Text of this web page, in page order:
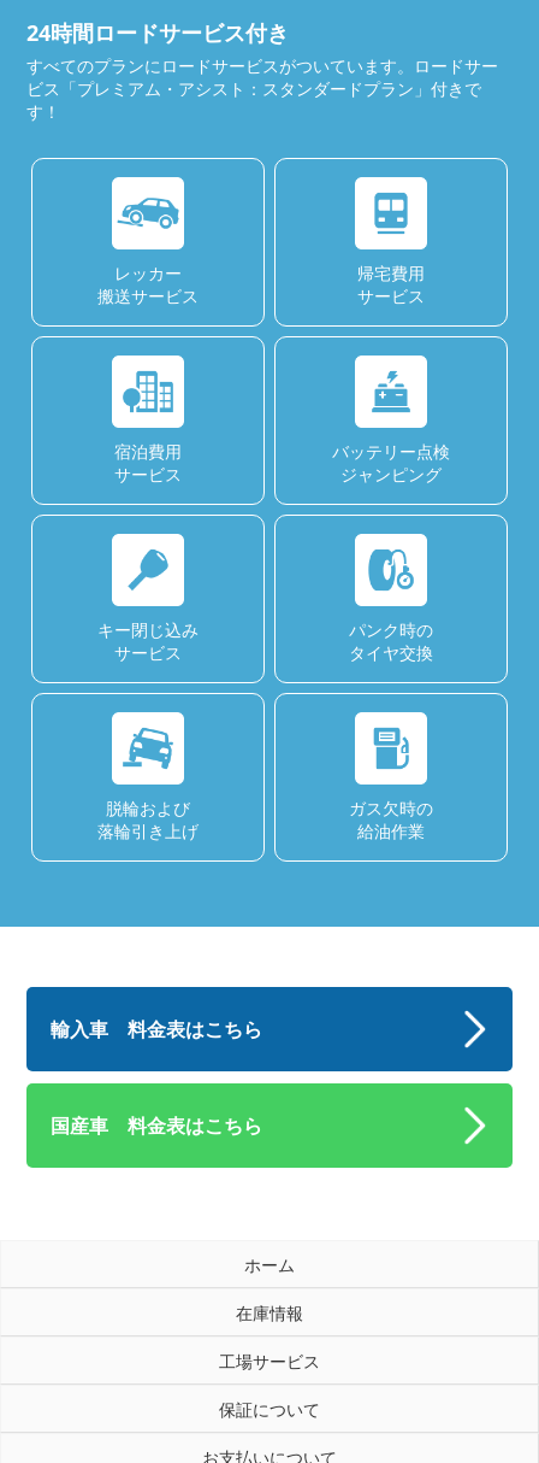
24時間ロードサービス付き
すべてのプランにロードサービスがついています。ロードサー
ビス「プレミアム・アシスト：スタンダードプラン」付きで
す！
レッカー
搬送サービス
帰宅費用
サービス
宿泊費用
サービス
バッテリー点検
ジャンピング
キー閉じ込み
サービス
パンク時の
タイヤ交換
脱輪および
落輪引き上げ
ガス欠時の
給油作業
輸入車 料金表はこちら
国産車 料金表はこちら
ホーム
在庫情報
工場サービス
保証について
お支払いについて